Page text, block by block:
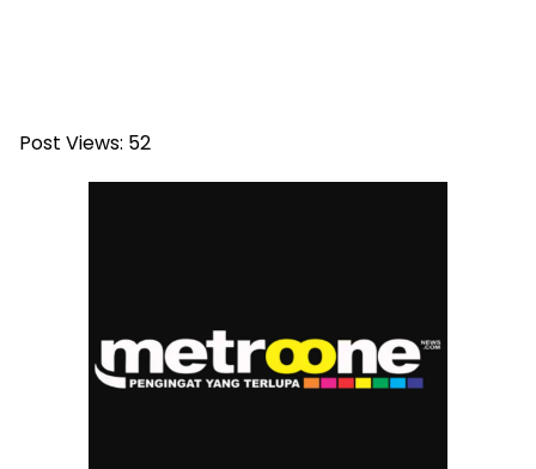
Post Views: 52